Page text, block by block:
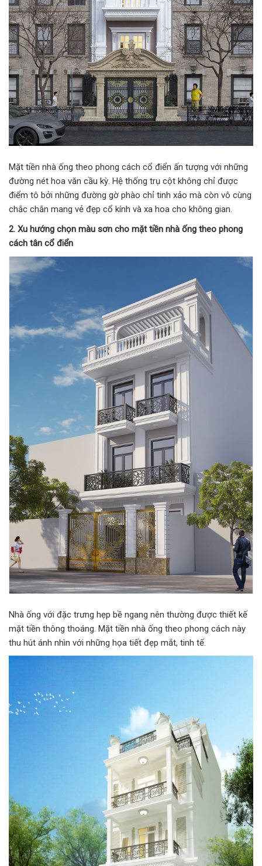
Mặt tiền nhà ống theo phong cách cổ điển ấn tượng với những
đường nét hoa văn cầu kỳ. Hệ thống trụ cột không chỉ được
điểm tô bởi những đường gờ phào chỉ tinh xảo mà còn vô cùng
chắc chắn mang vẻ đẹp cổ kính và xa hoa cho không gian.
2. Xu hướng chọn màu sơn cho mặt tiền nhà ống theo phong
cách tân cổ điển
Nhà ống với đặc trưng hẹp bề ngang nên thường được thiết kế
mặt tiền thông thoáng. Mặt tiền nhà ống theo phong cách này
thu hút ánh nhìn với những họa tiết đẹp mắt, tinh tế.